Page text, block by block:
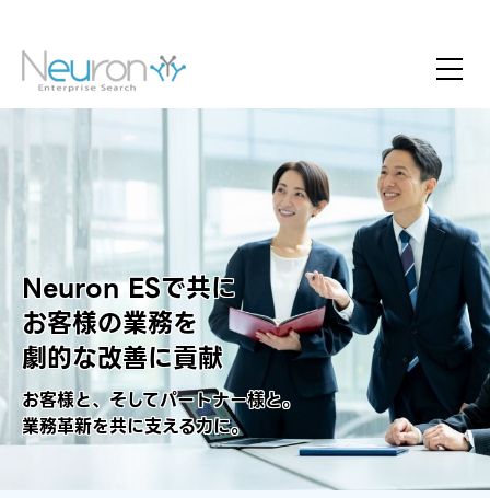
Neuron ESで​共に​
​お客様の業務を​
​劇的な​改善に​貢献
お客様と、そしてパートナー様と。​
​業務革新を共に支える力に。